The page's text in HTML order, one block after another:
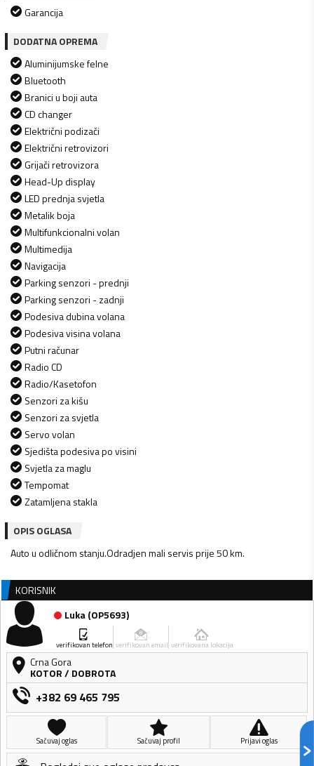
Garancija
DODATNA OPREMA
Aluminijumske felne
Bluetooth
Branici u boji auta
CD changer
Električni podizači
Električni retrovizori
Grijači retrovizora
Head-Up display
LED prednja svjetla
Metalik boja
Multifunkcionalni volan
Multimedija
Navigacija
Parking senzori - prednji
Parking senzori - zadnji
Podesiva dubina volana
Podesiva visina volana
Putni računar
Radio CD
Radio/Kasetofon
Senzori za kišu
Senzori za svjetla
Servo volan
Sjedišta podesiva po visini
Svjetla za maglu
Tempomat
Zatamljena stakla
OPIS OGLASA
Auto u odličnom stanju.Odradjen mali servis prije 50 km.
KORISNIK
Luka(OP5693)
verifikovan telefon verifikovan email verifikovana lokacija
Crna Gora
KOTOR/ DOBROTA
+382 69 465 795
Sačuvaj oglas Sačuvaj profil Prijavi oglas